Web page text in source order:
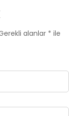
alanlar * ile